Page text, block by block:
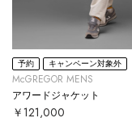
予約 キャンペーン対象外
McGREGOR MENS
アワードジャケット
￥121,000